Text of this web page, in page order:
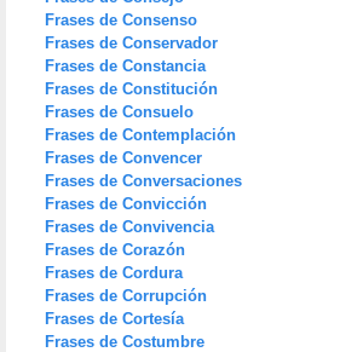
Frases de Consenso
Frases de Conservador
Frases de Constancia
Frases de Constitución
Frases de Consuelo
Frases de Contemplación
Frases de Convencer
Frases de Conversaciones
Frases de Convicción
Frases de Convivencia
Frases de Corazón
Frases de Cordura
Frases de Corrupción
Frases de Cortesía
Frases de Costumbre